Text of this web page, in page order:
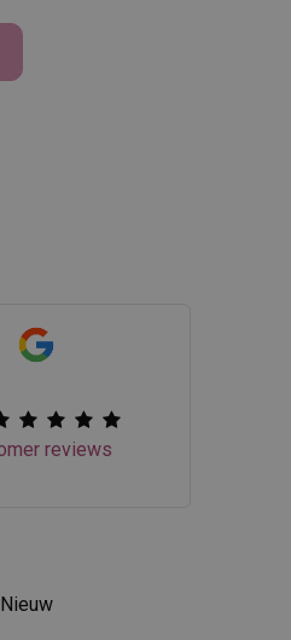
reviews
Nieuw